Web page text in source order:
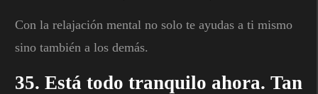
Con la relajación mental no solo te ayudas a ti mismo
sino también a los demás.
35. Está todo tranquilo ahora. Tan